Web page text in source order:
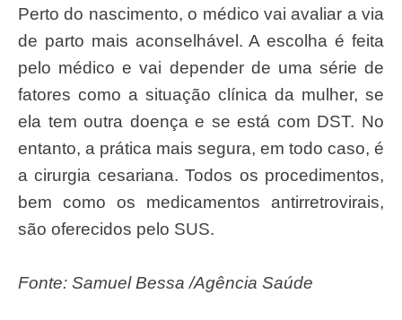
Perto do nascimento, o médico vai avaliar a via
de parto mais aconselhável. A escolha é feita
pelo médico e vai depender de uma série de
fatores como a situação clínica da mulher, se
ela tem outra doença e se está com DST. No
entanto, a prática mais segura, em todo caso, é
a cirurgia cesariana. Todos os procedimentos,
bem como os medicamentos antirretrovirais,
são oferecidos pelo SUS.
Fonte: Samuel Bessa /Agência Saúde